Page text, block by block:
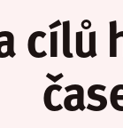
cílů